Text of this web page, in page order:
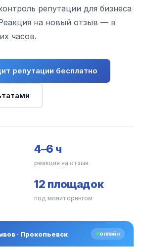
репутации для бизнеса
на новый отзыв — в
часов.
репутации бесплатно
4–6 ч
реакция на отзыв
12 площадок
под мониторингом
· Прокопьевск онлайн